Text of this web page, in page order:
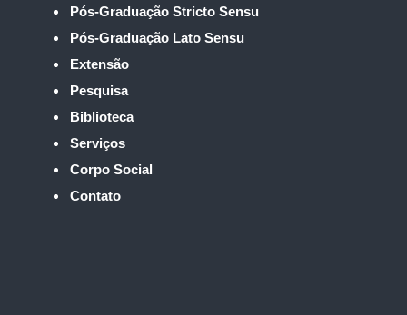
Pós-Graduação Stricto Sensu
Pós-Graduação Lato Sensu
Extensão
Pesquisa
Biblioteca
Serviços
Corpo Social
Contato